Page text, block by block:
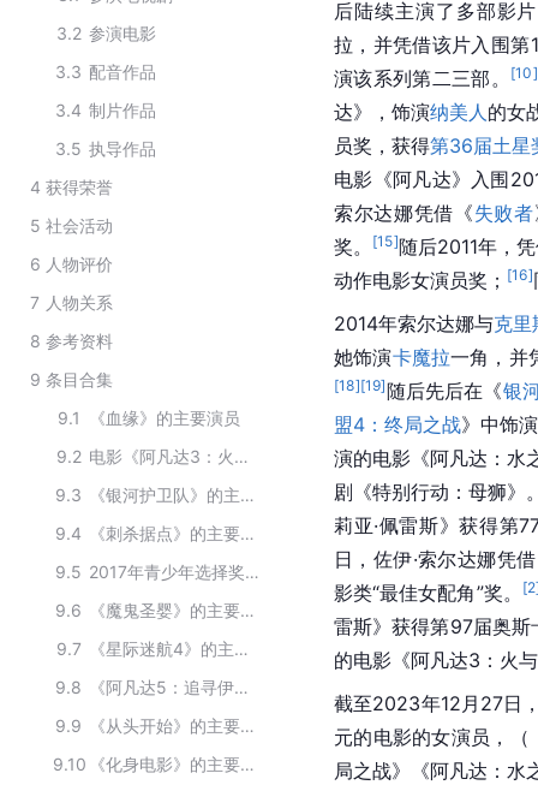
3.2 参演电影
3.3 配音作品
3.4 制片作品
3.5 执导作品
4 获得荣誉
5 社会活动
6 人物评价
7 人物关系
8 参考资料
9 条目合集
9.1
《血缘》的主要演员
9.2
电影《阿凡达3：火与烬》的主要演职人员
9.3
《银河护卫队》的主要演员
9.4
《刺杀据点》的主要演员
9.5
2017年青少年选择奖获奖者
9.6
《魔鬼圣婴》的主要演员
9.7
《星际迷航4》的主要演员
9.8
《阿凡达5：追寻伊娃》的主要演员
9.9
《从头开始》的主要演员
9.10
《化身电影》的主要演员
后陆续主演了多部影
拉，并凭借该片入围第
演该系列第二三部。
[10]
达》，饰演纳美人 的女
员奖，获得第36届土星
电影《阿凡达》入围
索尔达娜凭借《失败者
奖。
[15]随后2011年，
动作电影女演员奖； [16]
2014年索尔达娜与克里
她饰演卡魔拉一角，并
[18][19]随后先后在《银
盟4：终局之战》中饰
演的电影《阿凡达：水
剧《特别行动：母狮》
莉亚·佩雷斯》获得第
日，佐伊·索尔达娜凭
影类“最佳女配角”奖。
[2
雷斯》获得第97届奥斯
的电影《阿凡达3：火
截至2023年12月27日
元的电影的女演员，
局之战》《阿凡达：水